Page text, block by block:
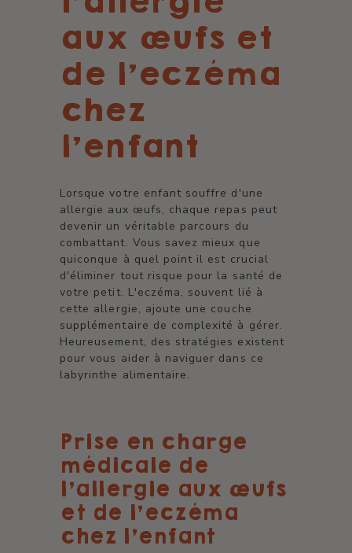
aux œufs et
de l'eczéma
chez
l'enfant
Lorsque votre enfant souffre d'une
allergie aux œufs, chaque repas peut
devenir un véritable parcours du
combattant. Vous savez mieux que
quiconque à quel point il est crucial
d'éliminer tout risque pour la santé de
votre petit. L'eczéma, souvent lié à
cette allergie, ajoute une couche
supplémentaire de complexité à gérer.
Heureusement, des stratégies existent
pour vous aider à naviguer dans ce
labyrinthe alimentaire.
Prise en charge
médicale de
l'allergie aux œufs
et de l'eczéma
chez l'enfant